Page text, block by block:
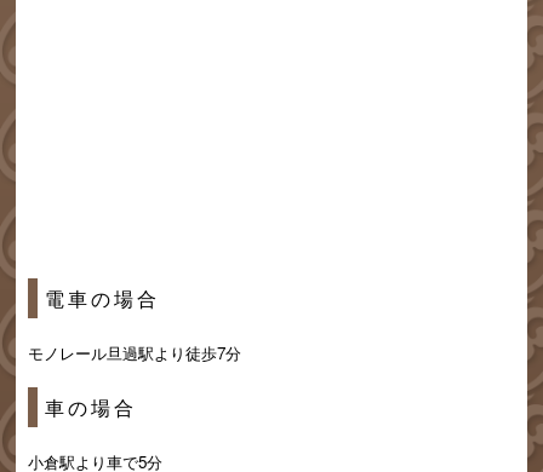
電車の場合
モノレール旦過駅より徒歩7分
車の場合
小倉駅より車で5分